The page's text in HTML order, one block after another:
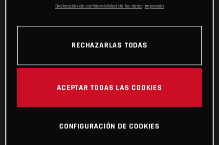
Declaración de confidencialidad de los datos Impresión
RECHAZARLAS TODAS
ACEPTAR TODAS LAS COOKIES
CONFIGURACIÓN DE COOKIES